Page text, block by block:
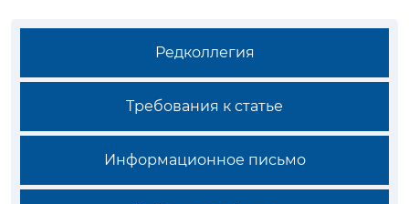
Редколлегия
Требования к статье
Информационное письмо